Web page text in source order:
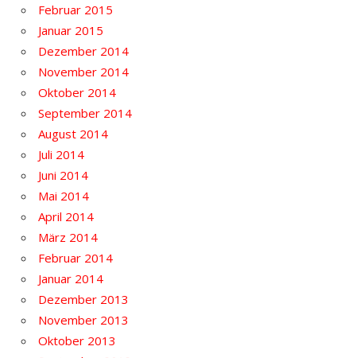
Februar 2015
Januar 2015
Dezember 2014
November 2014
Oktober 2014
September 2014
August 2014
Juli 2014
Juni 2014
Mai 2014
April 2014
März 2014
Februar 2014
Januar 2014
Dezember 2013
November 2013
Oktober 2013